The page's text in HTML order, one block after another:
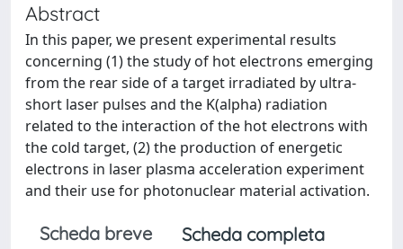
Abstract
In this paper, we present experimental results
concerning (1) the study of hot electrons emerging
from the rear side of a target irradiated by ultra-
short laser pulses and the K(alpha) radiation
related to the interaction of the hot electrons with
the cold target, (2) the production of energetic
electrons in laser plasma acceleration experiment
and their use for photonuclear material activation.
Scheda breve
Scheda completa